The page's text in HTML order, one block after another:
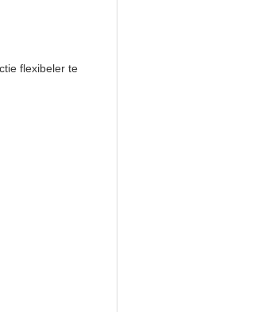
flexibeler te